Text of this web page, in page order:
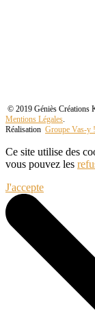
© 2019 Géniès Créations
Mentions Légales
Réalisation Groupe Vas-y !
Ce site utilise des
vous pouvez les
J'accepte